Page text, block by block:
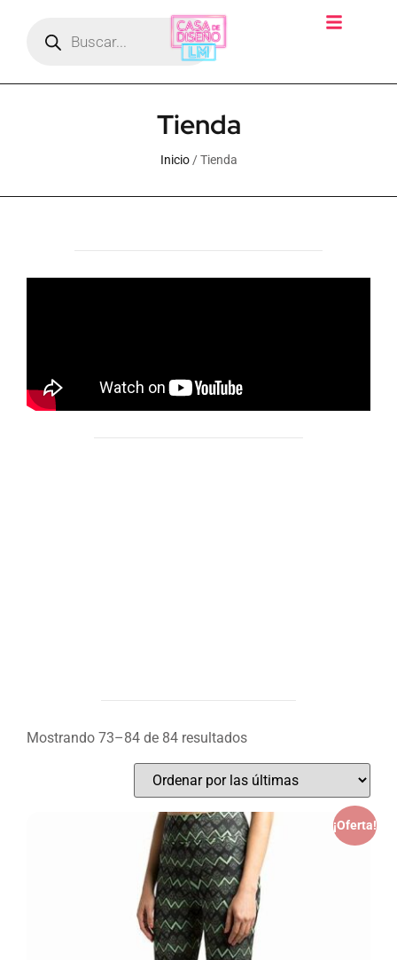
Tienda
Inicio/ Tienda
Mostrando 73–84 de 84 resultados
¡Oferta!